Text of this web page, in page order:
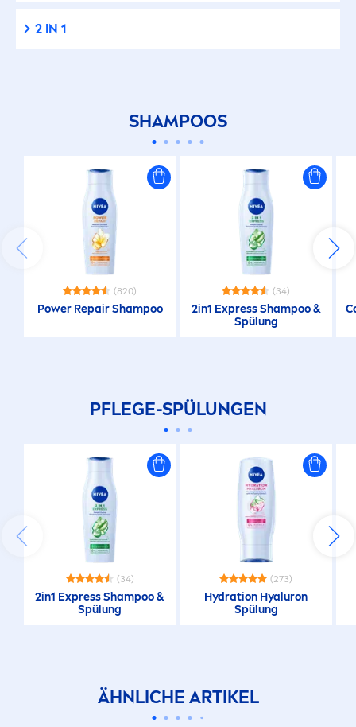
2 IN 1
SHAMPOOS
(820)
Power RepairShampoo
(34)
2in1 Express Shampoo &
Spülung
PFLEGE-SPÜLUNGEN
(34)
2in1 Express Shampoo &
Spülung
(273)
Hydration Hyaluron
Spülung
ÄHNLICHE ARTIKEL